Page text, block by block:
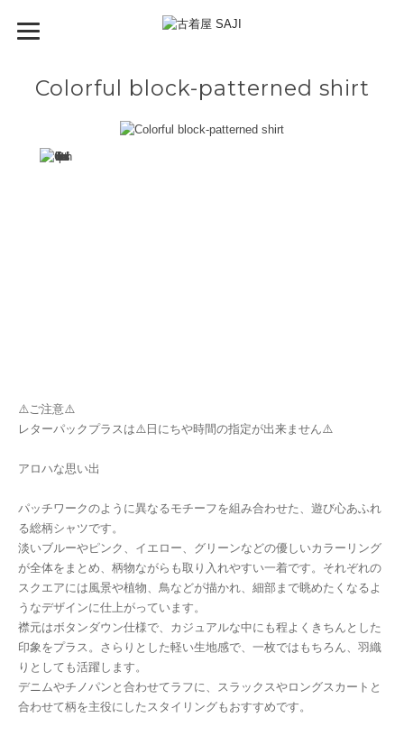
Colorful block-patterned shirt
⚠️ご注意⚠️
レターパックプラスは⚠️日にちや時間の指定が出来ません⚠️
アロハな思い出
パッチワークのように異なるモチーフを組み合わせた、遊び心あふれ
る総柄シャツです。
淡いブルーやピンク、イエロー、グリーンなどの優しいカラーリング
が全体をまとめ、柄物ながらも取り入れやすい一着です。それぞれの
スクエアには風景や植物、鳥などが描かれ、細部まで眺めたくなるよ
うなデザインに仕上がっています。
襟元はボタンダウン仕様で、カジュアルな中にも程よくきちんとした
印象をプラス。さらりとした軽い生地感で、一枚ではもちろん、羽織
りとしても活躍します。
デニムやチノパンと合わせてラフに、スラックスやロングスカートと
合わせて柄を主役にしたスタイリングもおすすめです。